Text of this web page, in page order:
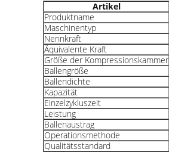
Artikel
Produktname
Maschinentyp
Nennkraft
Äquivalente Kraft
Größe der Kompressionskammer
Ballengröße
Ballendichte
Kapazität
Einzelzykluszeit
Leistung
Ballenaustrag
Operationsmethode
Qualitätsstandard